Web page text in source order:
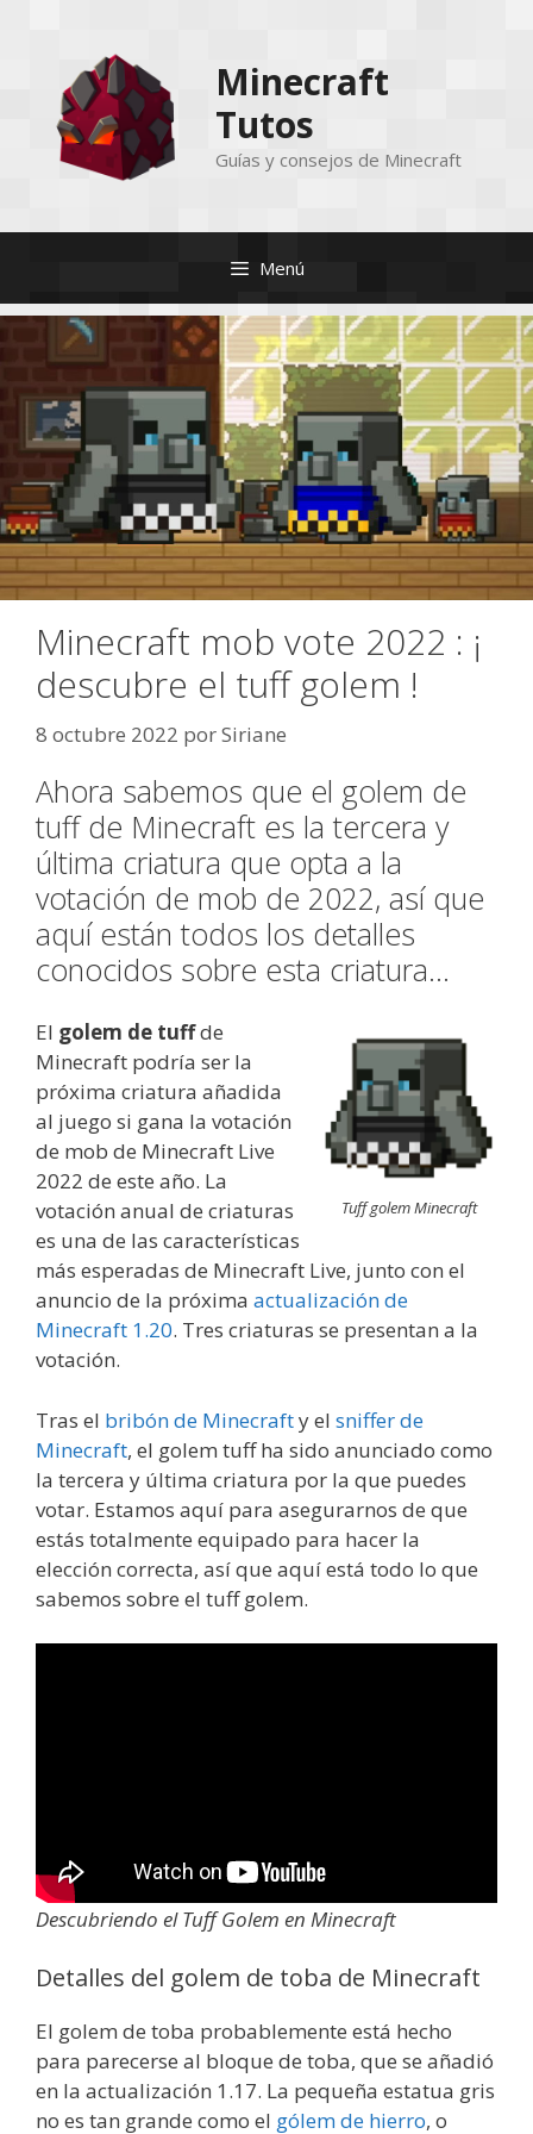
contenido
Minecraft
Tutos
Guías y consejos de Minecraft
Menú
Minecraft mob vote 2022 : ¡
descubre el tuff golem !
8 octubre 2022 porSiriane
Ahora sabemos que el golem de
tuff de Minecraft es la tercera y
última criatura que opta a la
votación de mob de 2022, así que
aquí están todos los detalles
conocidos sobre esta criatura…
Tuff golem Minecraft
El golem de tuffde
Minecraft podría ser la
próxima criatura añadida
al juego si gana la votación
de mob de Minecraft Live
2022 de este año. La
votación anual de criaturas
es una de las características
más esperadas de Minecraft Live, junto con el
anuncio de la próxima actualización de
Minecraft 1.20. Tres criaturas se presentan a la
votación.
Tras el bribón de Minecrafty el sniffer de
Minecraft, el golem tuff ha sido anunciado como
la tercera y última criatura por la que puedes
votar. Estamos aquí para asegurarnos de que
estás totalmente equipado para hacer la
elección correcta, así que aquí está todo lo que
sabemos sobre el tuff golem.
Descubriendo el Tuff Golem en Minecraft
Detalles del golem de toba de Minecraft
El golem de toba probablemente está hecho
para parecerse al bloque de toba, que se añadió
en la actualización 1.17. La pequeña estatua gris
no es tan grande como el gólem de hierro, o